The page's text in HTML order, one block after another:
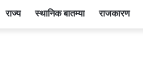
राज्य स्थानिक बातम्या राजकारण